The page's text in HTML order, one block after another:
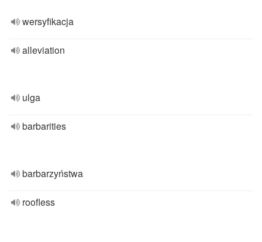
wersyfikacja
alleviation
ulga
barbarities
barbarzyństwa
roofless